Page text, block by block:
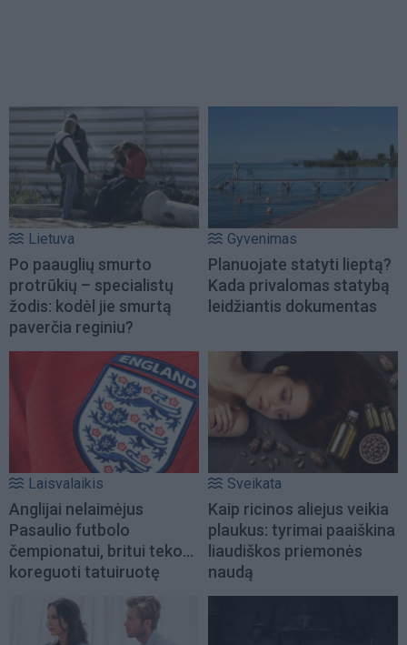
Lietuva
Po paauglių smurto
protrūkių – specialistų
žodis: kodėl jie smurtą
paverčia reginiu?
Gyvenimas
Planuojate statyti lieptą?
Kada privalomas statybą
leidžiantis dokumentas
Laisvalaikis
Anglijai nelaimėjus
Pasaulio futbolo
čempionatui, britui teko...
koreguoti tatuiruotę
Sveikata
Kaip ricinos aliejus veikia
plaukus: tyrimai paaiškina
liaudiškos priemonės
naudą